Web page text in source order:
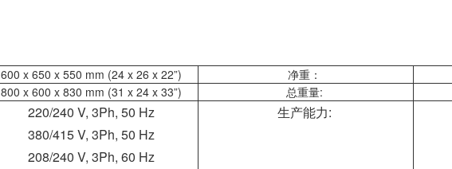
600 x 650 x 550 mm (24 x 26 x 22”) 净重：
800 x 600 x 830 mm (31 x 24 x 33”) 总重量:
220/240 V, 3Ph, 50 Hz
380/415 V, 3Ph, 50 Hz
208/240 V, 3Ph, 60 Hz
生产能力: